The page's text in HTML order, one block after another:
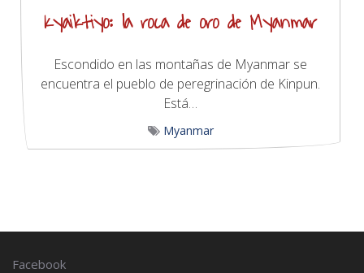
Kyaiktiyo: la roca de oro de Myanmar
Escondido en las montañas de Myanmar se
encuentra el pueblo de peregrinación de Kinpun.
Está…
Myanmar
Facebook